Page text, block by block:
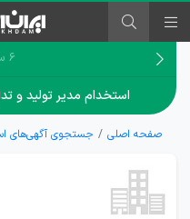
۶ سال پیش
استخدام مدیر تولید و
صفحه اصلی جستجوی آگهی‌های